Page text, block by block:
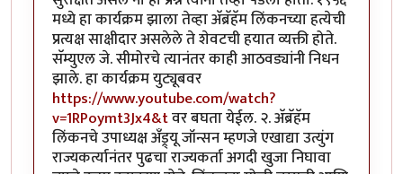
मध्ये हा कार्यक्रम झाला तेव्हा अ‍ॅब्रॅहॅम लिंकनच्या हत्येची
प्रत्यक्ष साक्षीदार असलेले ते शेवटची हयात व्यक्ती होते.
सॅम्युएल जे. सीमोरचे त्यानंतर काही आठवड्यांनी निधन
झाले. हा कार्यक्रम युट्यूबवर
https://www.youtube.com/watch?
v=1RPoymt3Jx4&tवर बघता येईल. २. अ‍ॅब्रॅहॅम
लिंकनचे उपाध्यक्ष अ‍ॅंड्र्यू जॉन्सन म्हणजे एखाद्या उत्युंग
राज्यकर्त्यानंतर पुढचा राज्यकर्ता अगदी खुजा निघावा